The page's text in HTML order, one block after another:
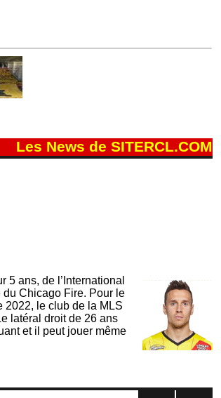
Les News de SITERCL.COM
5 ans, de l’International
Chicago Fire. Pour le
2022, le club de la MLS
latéral droit de 26 ans
et il peut jouer même